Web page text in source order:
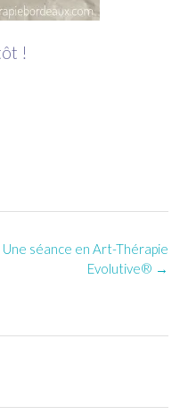
!
Une séance en Art-Thérapie
Evolutive® →